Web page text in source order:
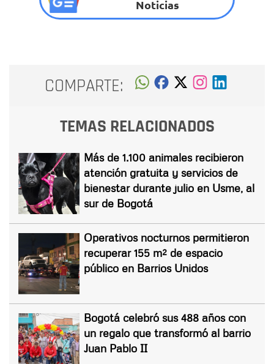
Noticias
COMPARTE:
TEMAS RELACIONADOS
Más de 1.100 animales recibieron
atención gratuita y servicios de
bienestar durante julio en Usme, al
sur de Bogotá
Operativos nocturnos permitieron
recuperar 155 m² de espacio
público en Barrios Unidos
Bogotá celebró sus 488 años con
un regalo que transformó al barrio
Juan Pablo II